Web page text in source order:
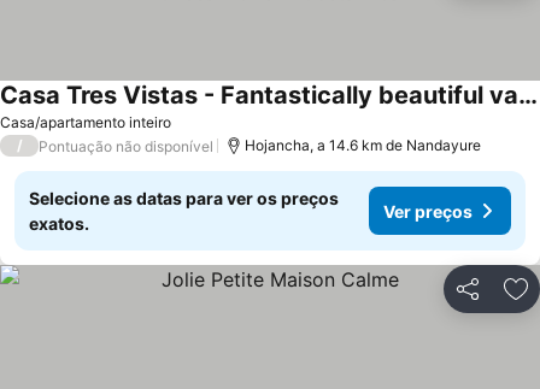
Casa/apartamento inteiro
Casa Tres Vistas - Fantastically beautiful vacation home with sea views in Costa Rica
Ver preços
/ Pontuação não disponível Hojancha, a 14.6 km de Nandayure
Selecione as datas para ver os preços
exatos.
Ver preços
Partilhar